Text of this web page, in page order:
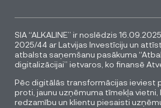
SIA “ALKALINE” ir noslēdzis
2025/44 ar Latvijas Investīciju un
atbalsta saņemšanu pasākuma
digitalizācijai” ietvaros, ko finansē
Pēc digitālās transformācijas ieviest
proti, jaunu uzņēmuma tīmekļa vietni,
redzamību un klientu piesaisti